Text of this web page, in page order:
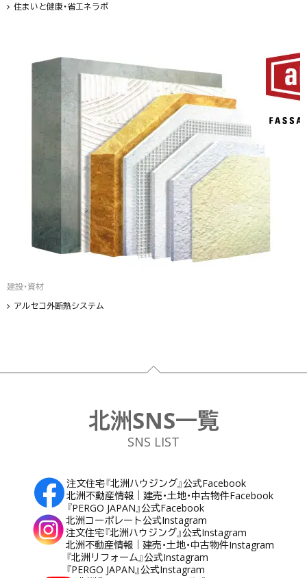
住まいと健康・省エネラボ
建設・資材
アルセコ外断熱システム
フッター
北洲SNS一覧
SNS LIST
注文住宅『北洲ハウジング』公式Facebook
北洲不動産情報｜建売・土地・中古物件Facebook
『PERGO JAPAN』公式Facebook
北洲コーポレート公式Instagram
注文住宅『北洲ハウジング』公式Instagram
北洲不動産情報｜建売・土地・中古物件Instagram
『北洲リフォーム』公式Instagram
『PERGO JAPAN』公式Instagram